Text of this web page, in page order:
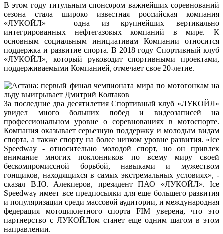
В этом году титульным спонсором важнейших соревнований
сезона стала широко известная российская компания
«ЛУКОЙЛ» – одна из крупнейших вертикально
интегрированных нефтегазовых компаний в мире. К
основным социальным инициативам Компании относится
поддержка и развитие спорта. В 2018 году Спортивный клуб
«ЛУКОЙЛ», который руководит спортивными проектами,
поддерживаемыми Компанией, отмечает свое 20-летие.
За последние два десятилетия Спортивный клуб «ЛУКОЙЛ»
увидел много больших побед и видеозаписей на
профессиональном уровне о соревнованиях в мотоспорте.
Компания оказывает серьезную поддержку и молодым видам
спорта, а также спорту на более низком уровне развития. «Ice
Speedway - относительно молодой спорт, но он привлек
внимание многих поклонников по всему миру своей
бескомпромиссной борьбой, навыками и мужеством
гонщиков, находящихся в самых экстремальных условиях», -
сказал В.Ю. Алекперов, президент ПАО «ЛУКОЙЛ». Ice
Speedway имеет все предпосылки для еще большего развития
и популяризации среди массовой аудитории, и международная
федерация мотоциклетного спорта FIM уверена, что это
партнерство с ЛУКОЙЛом станет еще одним шагом в этом
направлении.